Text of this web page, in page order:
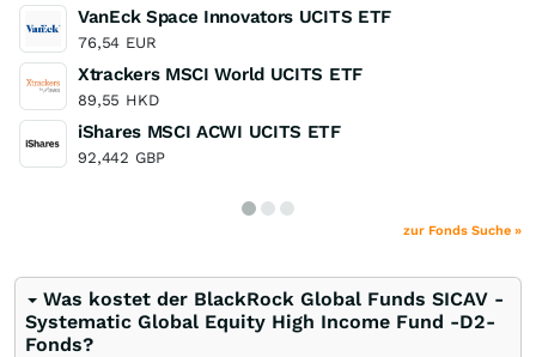
VanEck Space Innovators UCITS ETF
76,54 EUR
Xtrackers MSCI World UCITS ETF
89,55 HKD
iShares MSCI ACWI UCITS ETF
92,442 GBP
zur Fonds Suche »
Was kostet der BlackRock Global Funds SICAV -
Systematic Global Equity High Income Fund -D2-
Fonds?